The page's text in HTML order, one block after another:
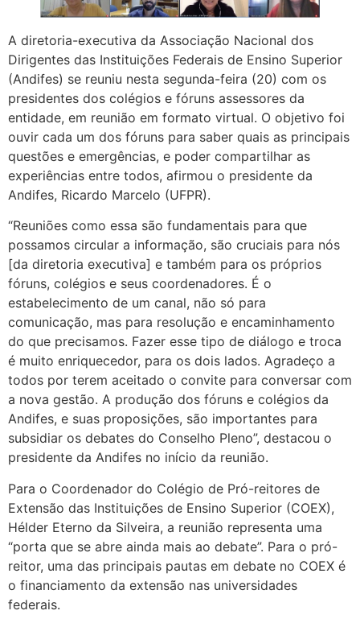
A diretoria-executiva da Associação Nacional dos
Dirigentes das Instituições Federais de Ensino Superior
(Andifes) se reuniu nesta segunda-feira (20) com os
presidentes dos colégios e fóruns assessores da
entidade, em reunião em formato virtual. O objetivo foi
ouvir cada um dos fóruns para saber quais as principais
questões e emergências, e poder compartilhar as
experiências entre todos, afirmou o presidente da
Andifes, Ricardo Marcelo (UFPR).
“Reuniões como essa são fundamentais para que
possamos circular a informação, são cruciais para nós
[da diretoria executiva] e também para os próprios
fóruns, colégios e seus coordenadores. É o
estabelecimento de um canal, não só para
comunicação, mas para resolução e encaminhamento
do que precisamos. Fazer esse tipo de diálogo e troca
é muito enriquecedor, para os dois lados. Agradeço a
todos por terem aceitado o convite para conversar com
a nova gestão. A produção dos fóruns e colégios da
Andifes, e suas proposições, são importantes para
subsidiar os debates do Conselho Pleno”, destacou o
presidente da Andifes no início da reunião.
Para o Coordenador do Colégio de Pró-reitores de
Extensão das Instituições de Ensino Superior (COEX),
Hélder Eterno da Silveira, a reunião representa uma
“porta que se abre ainda mais ao debate”. Para o pró-
reitor, uma das principais pautas em debate no COEX é
o financiamento da extensão nas universidades
federais.